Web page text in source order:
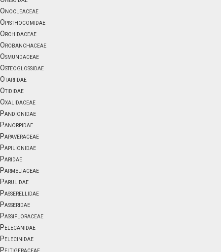
Onocleaceae
Opisthocomidae
Orchidaceae
Orobanchaceae
Osmundaceae
Osteoglossidae
Otariidae
Otididae
Oxalidaceae
Pandionidae
Panorpidae
Papaveraceae
Papilionidae
Paridae
Parmeliaceae
Parulidae
Passerellidae
Passeridae
Passifloraceae
Pelecanidae
Pelecinidae
Peltigeraceae